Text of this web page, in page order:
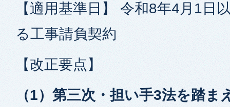
【適用基準日】 令和8年4月1日
る工事請負契約
【改正要点】
（1）第三次・担い手3法を踏ま